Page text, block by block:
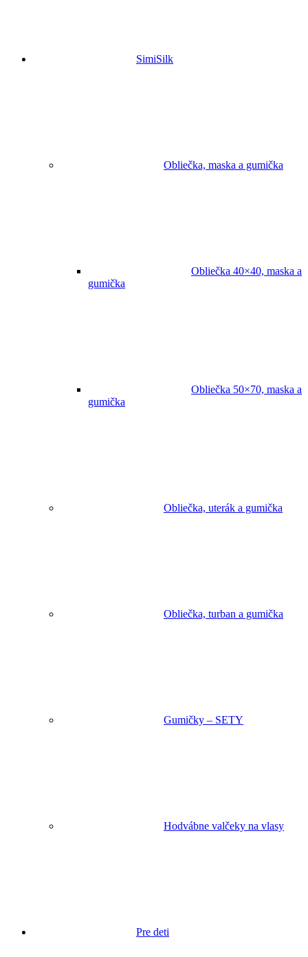
SimiSilk
Obliečka, maska a gumička
Obliečka 40×40, maska a
gumička
Obliečka 50×70, maska a
gumička
Obliečka, uterák a gumička
Obliečka, turban a gumička
Gumičky – SETY
Hodvábne valčeky na vlasy
Pre deti